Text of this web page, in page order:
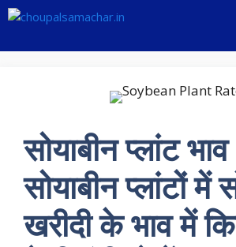
Skip
content
सोयाबीन प्लांट
सोयाबीन प्लांटों में
खरीदी के भाव में